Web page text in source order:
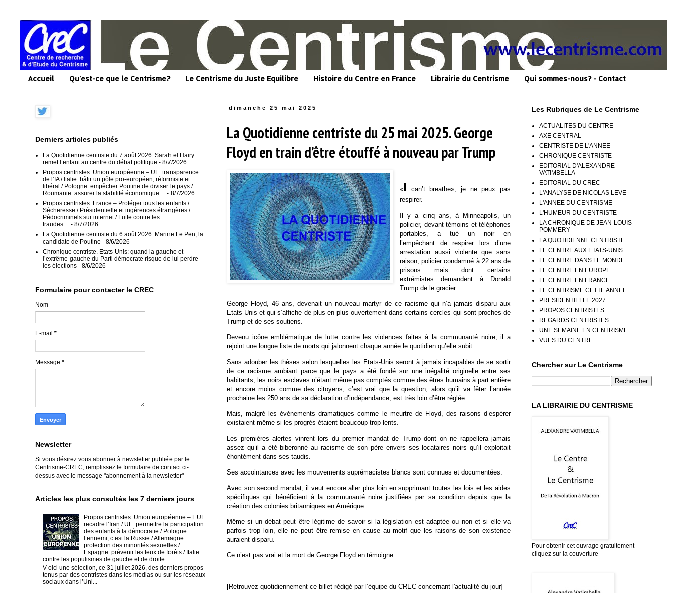
Accueil Qu'est-ce que le Centrisme? Le Centrisme du Juste Equilibre Histoire du Centre en France Librairie du Centrisme Qui sommes-nous? - Contact
dimanche 25 mai 2025
La Quotidienne centriste du 25 mai 2025. George
Floyd en train d’être étouffé à nouveau par Trump
«I
can’t breathe», je ne peux pas
respirer.
Il y a cinq ans, à Minneapolis, un
policier, devant témoins et téléphones
portables, a tué un noir en
l’empêchant de respirer lors d’une
arrestation aussi violente que sans
raison, policier condamné à 22 ans de
prisons mais dont certains
extrémistes demandent à Donald
Trump de le gracier...
George Floyd, 46 ans, devenait un nouveau martyr de ce racisme qui n’a jamais disparu aux
Etats-Unis et qui s’affiche de plus en plus ouvertement dans certains cercles qui sont proches de
Trump et de ses soutiens.
Devenu icône emblématique de lutte contre les violences faites à la communauté noire, il a
rejoint une longue liste de morts qui jalonnent chaque année le quotidien qu’elle subit.
Sans adouber les thèses selon lesquelles les Etats-Unis seront à jamais incapables de se sortir
de ce racisme ambiant parce que le pays a été fondé sur une inégalité originelle entre ses
habitants, les noirs esclaves n’étant même pas comptés comme des êtres humains à part entière
et encore moins comme des citoyens, c’est vrai que la question, alors qu’il va fêter l’année
prochaine les 250 ans de sa déclaration d’indépendance, est très loin d’être réglée.
Mais, malgré les événements dramatiques comme le meurtre de Floyd, des raisons d’espérer
existaient même si les progrès étaient beaucoup trop lents.
Les premières alertes vinrent lors du premier mandat de Trump dont on ne rappellera jamais
assez qu’il a été biberonné au racisme de son père envers ses locataires noirs qu’il exploitait
éhontément dans ses taudis.
Ses accointances avec les mouvements suprémacistes blancs sont connues et documentées.
Avec son second mandat, il veut encore aller plus loin en supprimant toutes les lois et les aides
spécifiques qui bénéficient à la communauté noire justifiées par sa condition depuis que la
création des colonies britanniques en Amérique.
Même si un débat peut être légitime de savoir si la législation est adaptée ou non et si elle va
parfois trop loin, elle ne peut être remise en cause au motif que les raisons de son existence
auraient disparu.
Ce n’est pas vrai et la mort de George Floyd en témoigne.
[Retrouvez quotidiennement ce billet rédigé par l’équipe du CREC concernant l'actualité du jour]
Derniers articles publiés
La Quotidienne centriste du 7 août 2026. Sarah el Hairy
remet l’enfant au centre du débat politique - 8/7/2026
Propos centristes. Union européenne – UE: transparence
de l’IA / Italie: bâtir un pôle pro-européen, réformiste et
libéral / Pologne: empêcher Poutine de diviser le pays /
Roumanie: assurer la stabilité économique…
- 8/7/2026
Propos centristes. France – Protéger tous les enfants /
Sécheresse / Présidentielle et ingérences étrangères /
Pédocriminels sur internet / Lutte contre les
fraudes…
- 8/7/2026
La Quotidienne centriste du 6 août 2026. Marine Le Pen, la
candidate de Poutine - 8/6/2026
Chronique centriste. Etats-Unis: quand la gauche et
l’extrême-gauche du Parti démocrate risque de lui perdre
les élections - 8/6/2026
Formulaire pour contacter le CREC
Nom
E-mail *
Message *
Newsletter
Si vous désirez vous abonner à newsletter publiée par le
Centrisme-CREC, remplissez le formulaire de contact ci-
dessus avec le message "abonnement à la newsletter"
Articles les plus consultés les 7 derniers jours
Propos centristes. Union européenne – L’UE
recadre l’Iran / UE: permettre la participation
des enfants à la démocratie / Pologne:
l’ennemi, c’est la Russie / Allemagne:
protection des minorités sexuelles /
Espagne: prévenir les feux de forêts / Italie:
contre les populismes de gauche et de droite…
V oici une sélection, ce 31 juillet 2026, des derniers propos
tenus par des centristes dans les médias ou sur les réseaux
sociaux dans l’Uni...
Les Rubriques de Le Centrisme
ACTUALITES DU CENTRE
AXE CENTRAL
CENTRISTE DE L'ANNEE
CHRONIQUE CENTRISTE
EDITORIAL D'ALEXANDRE
VATIMBELLA
EDITORIAL DU CREC
L'ANALYSE DE NICOLAS LEVE
L'ANNEE DU CENTRISME
L'HUMEUR DU CENTRISTE
LA CHRONIQUE DE JEAN-LOUIS
POMMERY
LA QUOTIDIENNE CENTRISTE
LE CENTRE AUX ETATS-UNIS
LE CENTRE DANS LE MONDE
LE CENTRE EN EUROPE
LE CENTRE EN FRANCE
LE CENTRISME CETTE ANNEE
PRESIDENTIELLE 2027
PROPOS CENTRISTES
REGARDS CENTRISTES
UNE SEMAINE EN CENTRISME
VUES DU CENTRE
Chercher sur Le Centrisme
LA LIBRAIRIE DU CENTRISME
Pour obtenir cet ouvrage gratuitement
cliquez sur la couverture